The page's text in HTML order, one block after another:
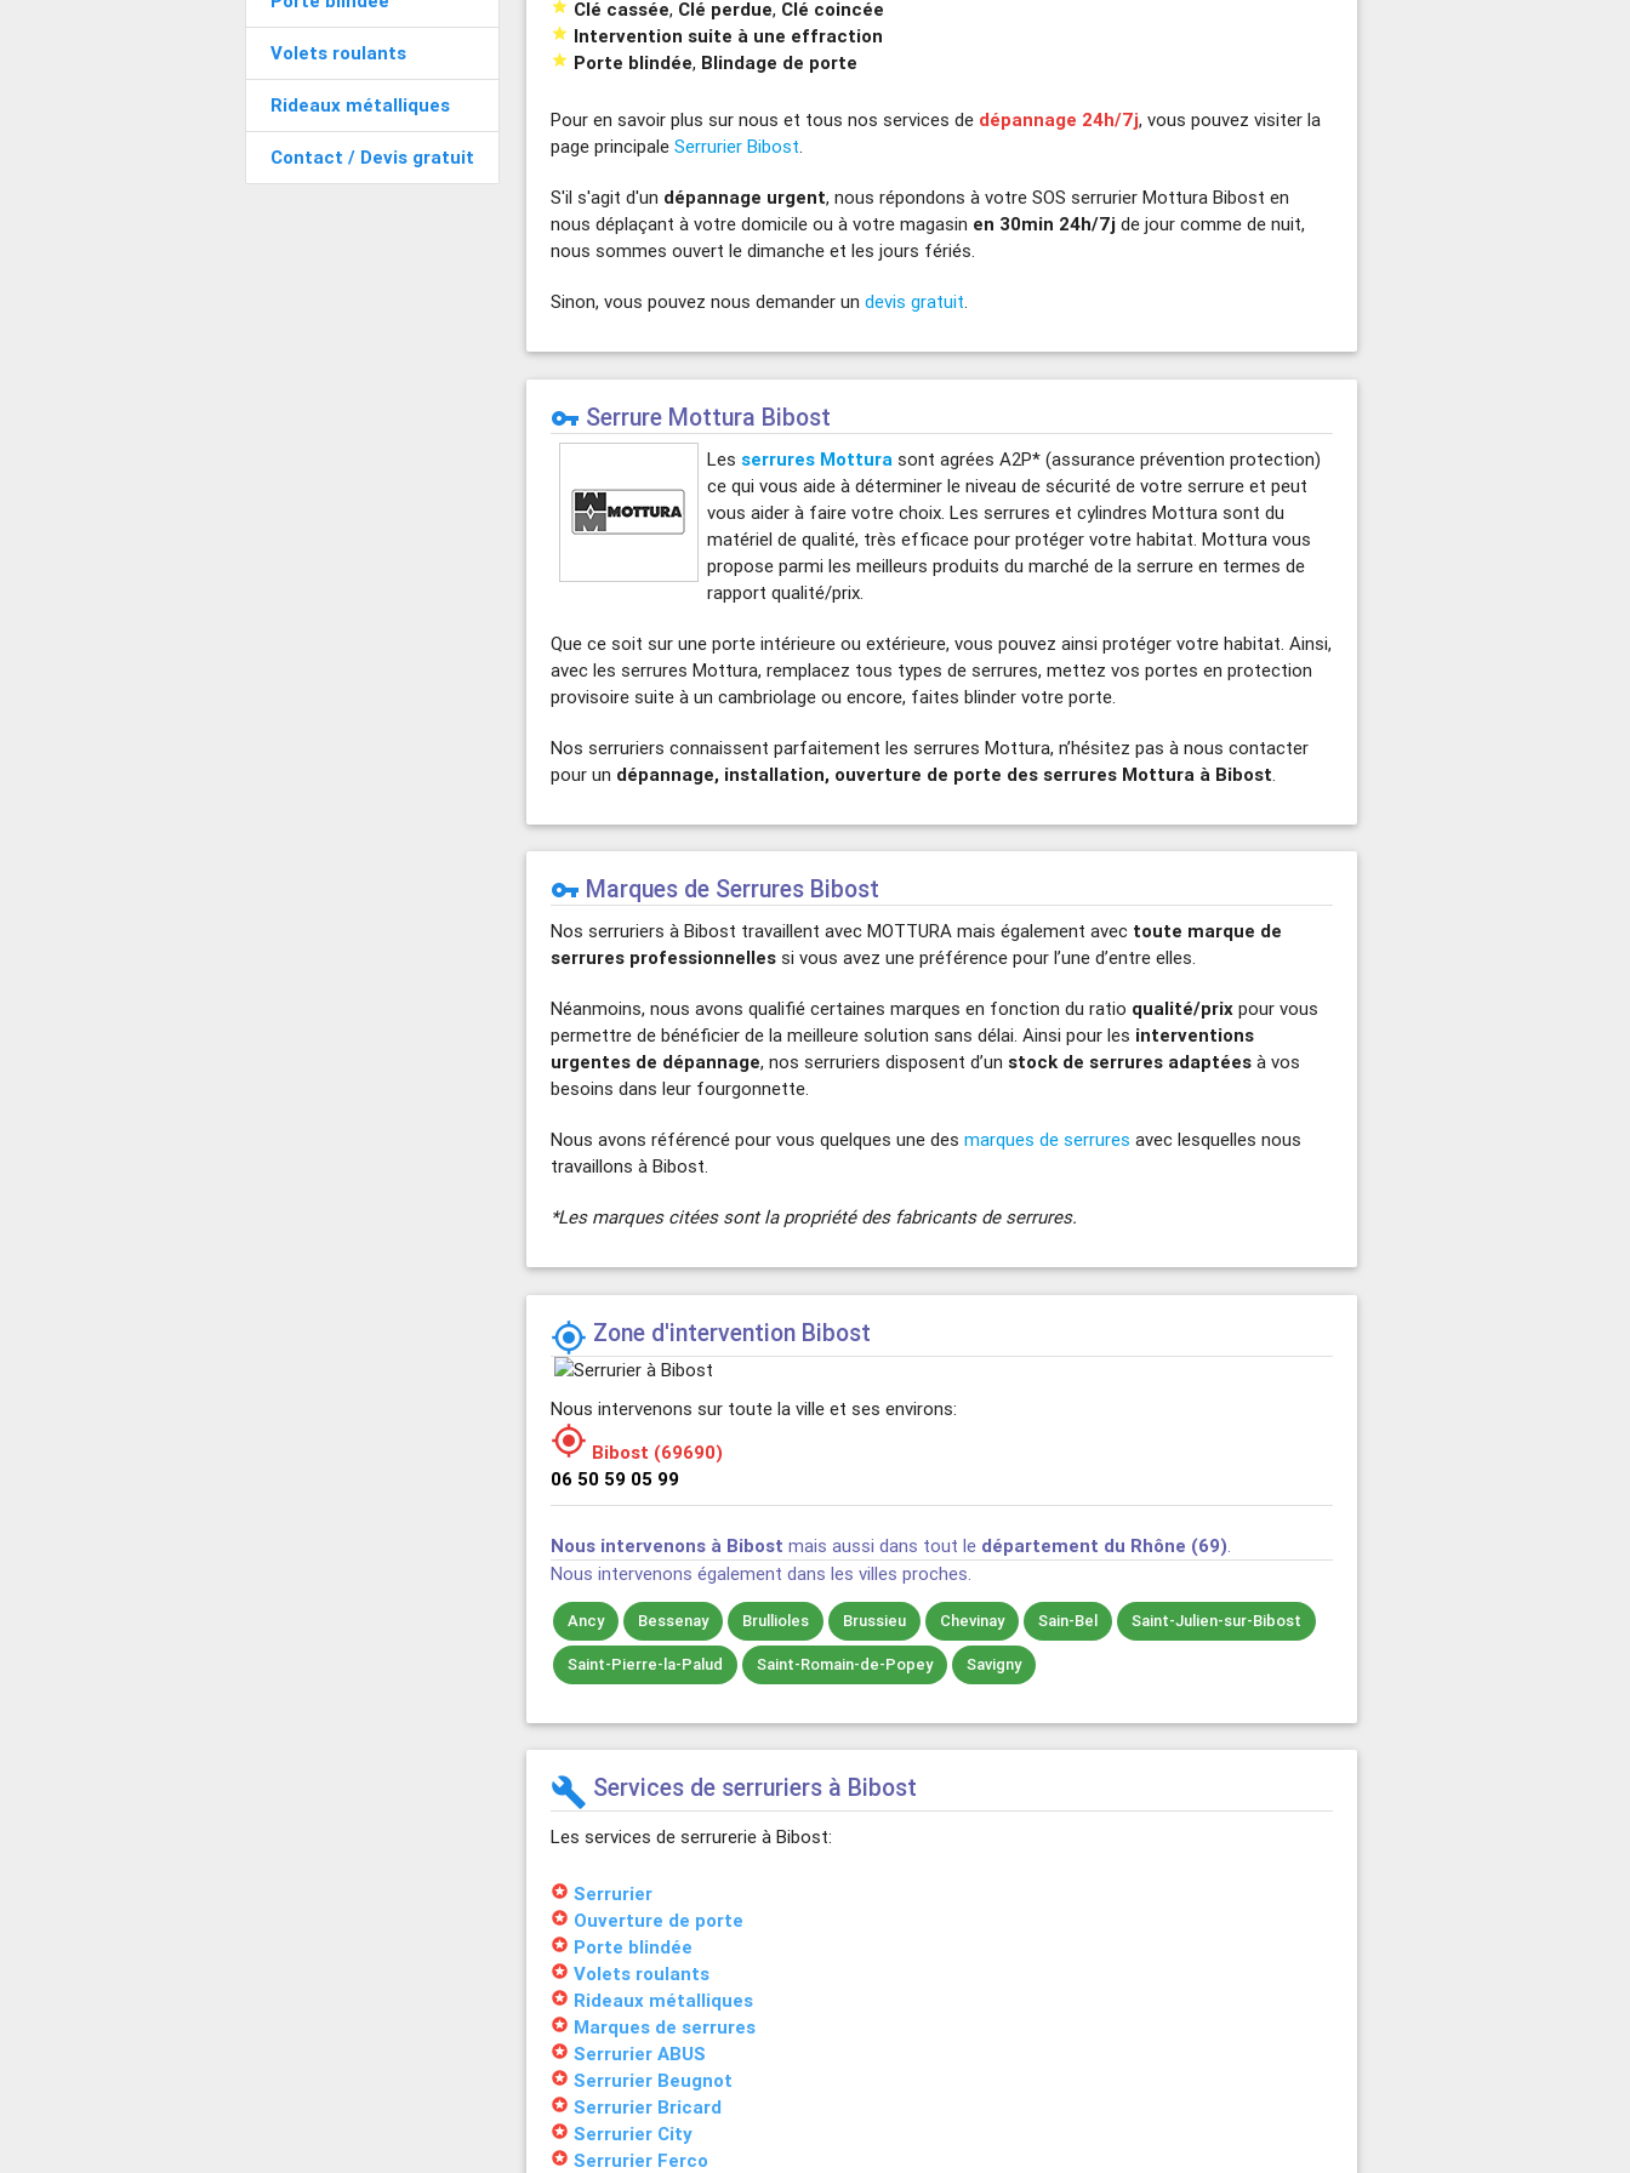
Volets roulants
Rideaux métalliques
Contact / Devis gratuit
 Clé cassée, Clé perdue, Clé coincée
 Intervention suite à une effraction
 Porte blindée, Blindage de porte
Pour en savoir plus sur nous et tous nos services de dépannage 24h/7j, vous pouvez visiter la
page principaleSerrurier Bibost.
S'il s'agit d'un dépannage urgent, nous répondons à votre SOS serrurier Mottura Bibost en
nous déplaçant à votre domicile ou à votre magasin en 30min 24h/7j de jour comme de nuit,
nous sommes ouvert le dimanche et les jours fériés.
Sinon, vous pouvez nous demander undevis gratuit.
vpn_key Serrure Mottura Bibost
Lesserrures Mottura sont agrées A2P* (assurance prévention protection)
ce qui vous aide à déterminer le niveau de sécurité de votre serrure et peut
vous aider à faire votre choix. Les serrures et cylindres Mottura sont du
matériel de qualité, très efficace pour protéger votre habitat. Mottura vous
propose parmi les meilleurs produits du marché de la serrure en termes de
rapport qualité/prix.
Que ce soit sur une porte intérieure ou extérieure, vous pouvez ainsi protéger votre habitat. Ainsi,
avec les serrures Mottura, remplacez tous types de serrures, mettez vos portes en protection
provisoire suite à un cambriolage ou encore, faites blinder votre porte.
Nos serruriers connaissent parfaitement les serrures Mottura, n’hésitez pas à nous contacter
pour un dépannage, installation, ouverture de porte des serrures Mottura à Bibost
vpn_key Marques de Serrures Bibost
Nos serruriers à Bibost travaillent avec MOTTURA mais également avec toute marque de
serrures professionnelles si vous avez une préférence pour l’une d’entre elles.
Néanmoins, nous avons qualifié certaines marques en fonction du ratio qualité/prix pour vous
permettre de bénéficier de la meilleure solution sans délai. Ainsi pour les interventions
urgentes de dépannage, nos serruriers disposent d’unstock de serrures adaptées à vos
besoins dans leur fourgonnette.
Nous avons référencé pour vous quelques une desmarques de serrures avec lesquelles nous
travaillons à Bibost.
*Les marques citées sont la propriété des fabricants de serrures.
 Zone d'intervention Bibost
Nous intervenons sur toute la ville et ses environs:
 Bibost (69690)
06 50 59 05 99
Nous intervenons à Bibost mais aussi dans tout le département du Rhône (69)
Nous intervenons également dans les villes proches.
Ancy Bessenay Brullioles Brussieu Chevinay Sain-Bel Saint-Julien-sur-Bibost
Saint-Pierre-la-Palud Saint-Romain-de-Popey Savigny
build Services de serruriers à Bibost
Les services de serrurerie à Bibost:
stars Serrurier
stars Ouverture de porte
stars Porte blindée
stars Volets roulants
stars Rideaux métalliques
stars Marques de serrures
stars Serrurier ABUS
stars Serrurier Beugnot
stars Serrurier Bricard
stars Serrurier City
stars Serrurier Ferco